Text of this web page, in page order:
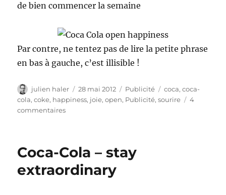
de bien commencer la semaine
Par contre, ne tentez pas de lire la petite phrase
en bas à gauche, c’est illisible !
Auteur
julien haler
Publié
le
28 mai 2012 Catégories
Publicité Étiquettes
coca,coca-
cola,coke, happiness, joie,open, Publicité,sourire
4
commentairessur
Open
Happiness
Coca-Cola – stay
extraordinary